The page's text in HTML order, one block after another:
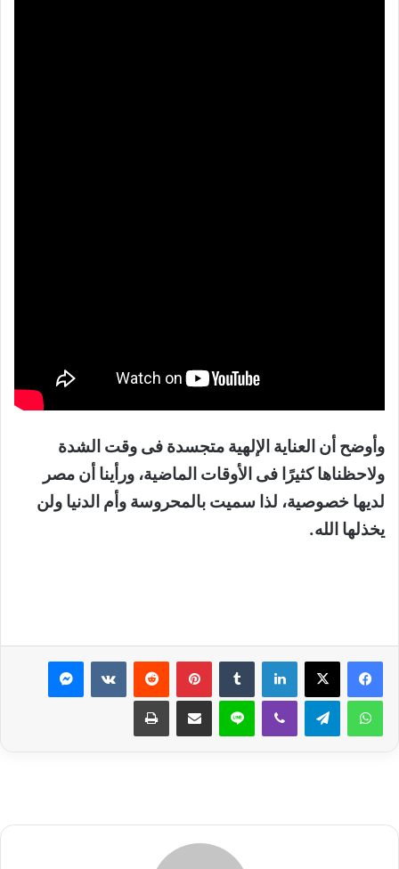
وأوضح أن العناية الإلهية متجسدة فى وقت الشدة
ولاحظناها كثيرًا فى الأوقات الماضية، ورأينا أن مصر
لديها خصوصية، لذا سميت بالمحروسة وأم الدنيا ولن
يخذلها الله.
لينكدإن بينتيريست ماسنجر
واتساب تيلقرام ڤايبر لاين مشاركة عبر البريد طباعة